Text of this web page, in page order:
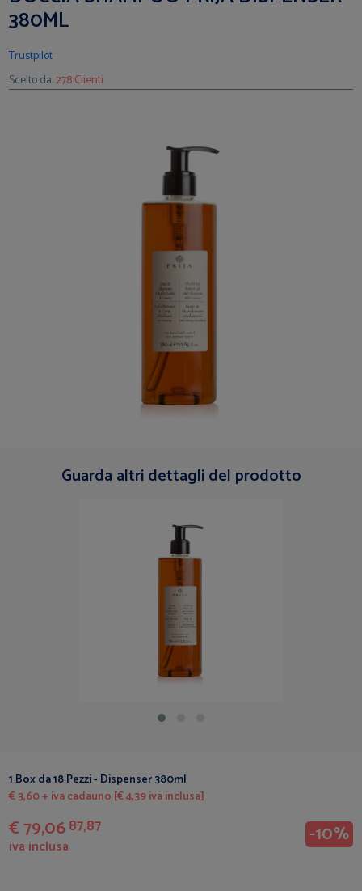
380ML
Trustpilot
Scelto da:278 Clienti
Guarda altri dettagli del prodotto
1 Box da 18 Pezzi - Dispenser 380ml
€ 3,60 + iva cadauno [€ 4,39 iva inclusa]
€ 79,0687,87
iva inclusa -10%